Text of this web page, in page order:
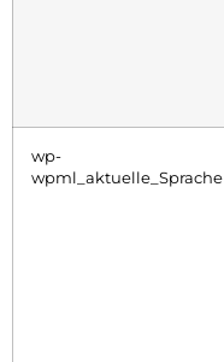
wp-
wpml_aktuelle_Sprache